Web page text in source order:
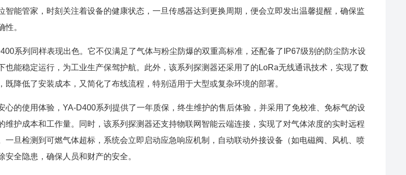
智能管家，时刻关注着设备的健康状态，一旦传感器达到更换周期，便会立即发出温馨提醒，确保监
性。
系列同样表现出色。它不仅满足了气体与粉尘防爆的双重高标准，还配备了IP67级别的防尘防水设
也能稳定运行，为工业生产保驾护航。此外，该系列探测器还采用了的LoRa无线通讯技术，实现了数
既降低了安装成本，又简化了布线流程，特别适用于大型或复杂环境的部署。
心的使用体验，YA-D400系列提供了一年质保，终生维护的售后体验，并采用了免校准、免标气的设
维护成本和工作量。同时，该系列探测器还支持物联网智能云端连接，实现了对气体浓度的实时远程
一旦检测到可燃气体超标，系统会立即启动应急响应机制，自动联动外接设备（如电磁阀、风机、喷
安全隐患，确保人员和财产的安全。